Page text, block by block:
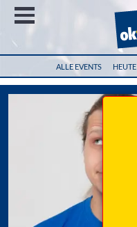
ALLE EVENTS HEUTE